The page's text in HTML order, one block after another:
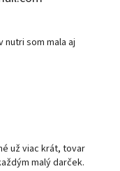
som mala aj
už viac krát, tovar
malý darček.